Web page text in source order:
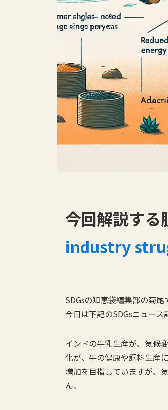
今回解説する
industry
SDGsの知恵袋編集部の菊尾
今日は下記のSDGsニュース
インドの牛乳生産が、気候
化が、牛の健康や飼料生産
増加を目指していますが、
ん。